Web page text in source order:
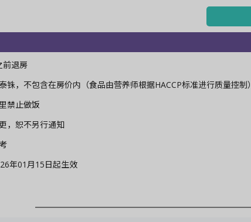
前退房
铢，不包含在房价内（食品由营养师根据HACCP标准进行质量控制）
禁止做饭
，恕不另行通知
年01月15日起生效